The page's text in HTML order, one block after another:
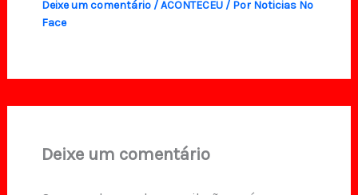
Deixe um comentário /ACONTECEU/ Por Noticias No
Face
Deixe um comentário